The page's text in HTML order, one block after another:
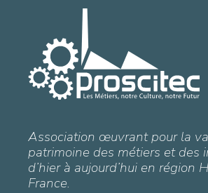
Association œuvrant pour la
patrimoine des métiers et des
d’hier à aujourd’hui en région
France.